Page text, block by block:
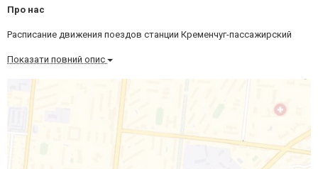
Про нас
Расписание движения поездов станции Кременчуг-пассажирский
Показати повний опис